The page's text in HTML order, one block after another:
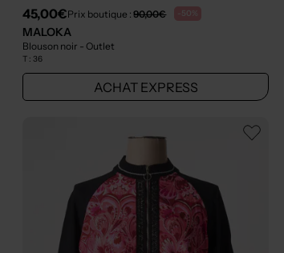
45,00€Prix boutique :90,00€ -50%
MALOKA
Blouson noir - Outlet
T :36
ACHAT EXPRESS